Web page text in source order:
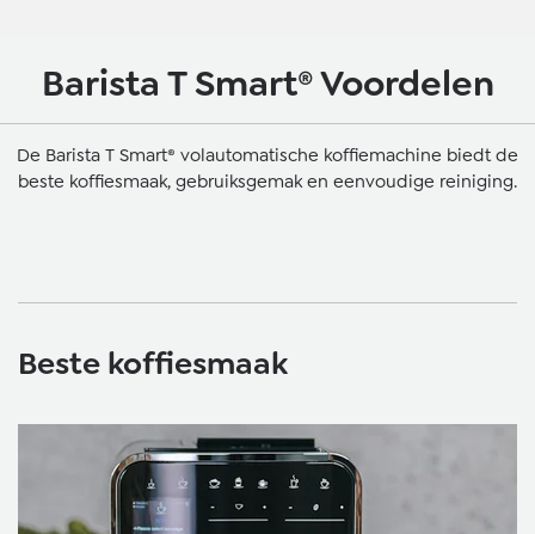
Barista T Smart® Voordelen
De Barista T Smart® volautomatische koffiemachine biedt de
beste koffiesmaak, gebruiksgemak en eenvoudige reiniging.
Beste koffiesmaak